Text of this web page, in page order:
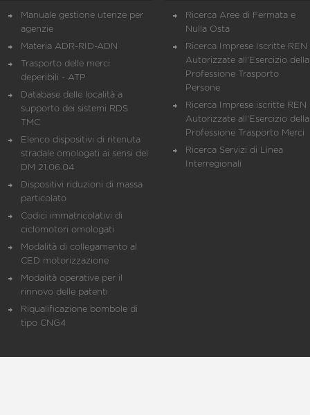
Manuale gestione utenze per
agenzie
Materia ADR-RID-ADN
Trasporto delle merci
deperibili - ATP
Database delle località a
supporto dei sistemi RDS
TMC
Elenco dispositivi di ritenuta
stradale omologati ai sensi del
DM 21.06.04
Dispositivi riduzioni di massa
particolato
Codici immatricolativi di
ciclomotori omologati
Modalità di collegamento al
CED motorizzazione
Modalità operative per il
rinnovo delle patenti
Riqualificazione bombole di
tipo CNG4
Ricerca Aree di Fermata e
Nulla Osta
Ricerca Imprese Iscritte REN
Autorizzate all'Esercizio della
Professione Trasporto
Persone
Ricerca Imprese iscritte REN
Autorizzate all'Esercizio della
Professione Trasporto Merci
Ricerca Servizi di Linea
Interregionali